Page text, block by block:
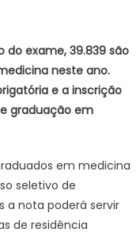
exame, 39.839 são
neste ano.
e a inscrição
graduação em
em medicina
seletivo de
a nota poderá servir
de residência